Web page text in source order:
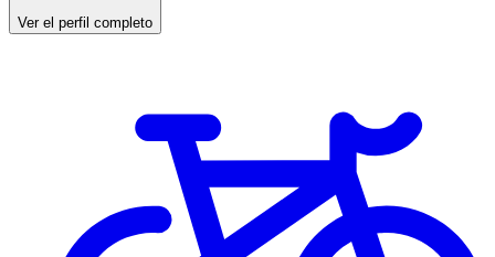
Ver el perfil completo